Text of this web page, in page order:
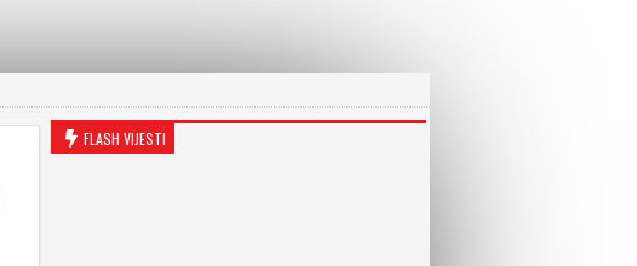
FLASH VIJESTI